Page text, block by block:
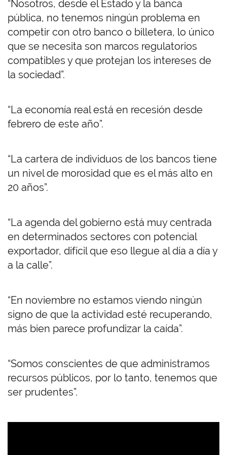
“Nosotros, desde el Estado y la banca
pública, no tenemos ningún problema en
competir con otro banco o billetera, lo único
que se necesita son marcos regulatorios
compatibles y que protejan los intereses de
la sociedad”.
“La economía real está en recesión desde
febrero de este año”.
“La cartera de individuos de los bancos tiene
un nivel de morosidad que es el más alto en
20 años”.
“La agenda del gobierno está muy centrada
en determinados sectores con potencial
exportador, difícil que eso llegue al día a día y
a la calle”.
“En noviembre no estamos viendo ningún
signo de que la actividad esté recuperando,
más bien parece profundizar la caída”.
“Somos conscientes de que administramos
recursos públicos, por lo tanto, tenemos que
ser prudentes”.